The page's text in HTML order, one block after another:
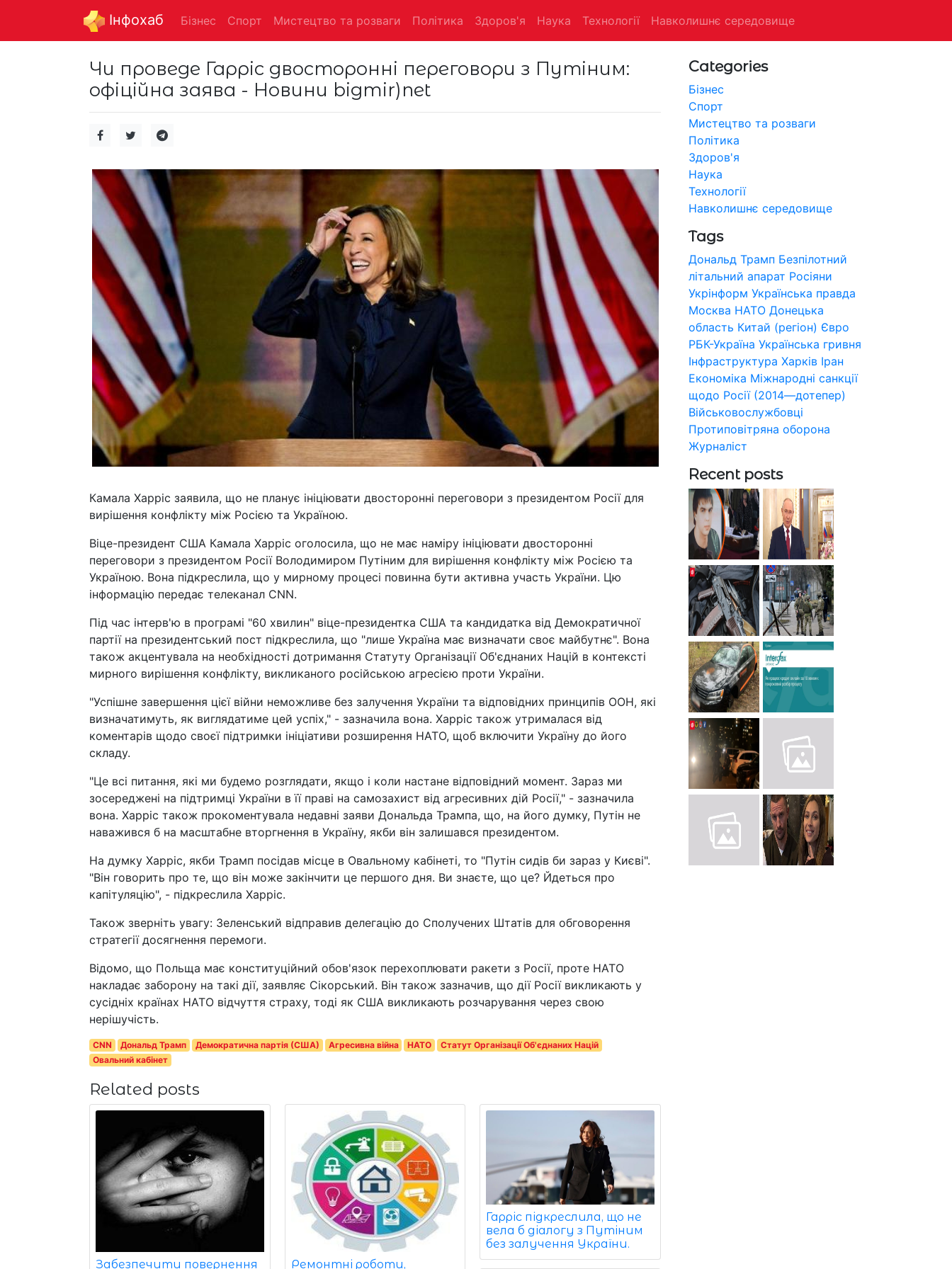
Інфохаб Бізнес Спорт Мистецтво та розваги Політика Здоров'я Наука Технології Навколишнє середовище
Чи проведе Гарріс двосторонні переговори з Путіним:
офіційна заява - Новини bigmir)net
Камала Харріс заявила, що не планує ініціювати двосторонні переговори з президентом Росії для
вирішення конфлікту між Росією та Україною.
Віце-президент США Камала Харріс оголосила, що не має наміру ініціювати двосторонні
переговори з президентом Росії Володимиром Путіним для вирішення конфлікту між Росією та
Україною. Вона підкреслила, що у мирному процесі повинна бути активна участь України. Цю
інформацію передає телеканал CNN.
Під час інтерв'ю в програмі "60 хвилин" віце-президентка США та кандидатка від Демократичної
партії на президентський пост підкреслила, що "лише Україна має визначати своє майбутнє". Вона
також акцентувала на необхідності дотримання Статуту Організації Об'єднаних Націй в контексті
мирного вирішення конфлікту, викликаного російською агресією проти України.
"Успішне завершення цієї війни неможливе без залучення України та відповідних принципів ООН, які
визначатимуть, як виглядатиме цей успіх," - зазначила вона. Харріс також утрималася від
коментарів щодо своєї підтримки ініціативи розширення НАТО, щоб включити Україну до його
складу.
"Це всі питання, які ми будемо розглядати, якщо і коли настане відповідний момент. Зараз ми
зосереджені на підтримці України в її праві на самозахист від агресивних дій Росії," - зазначила
вона. Харріс також прокоментувала недавні заяви Дональда Трампа, що, на його думку, Путін не
наважився б на масштабне вторгнення в Україну, якби він залишався президентом.
На думку Харріс, якби Трамп посідав місце в Овальному кабінеті, то "Путін сидів би зараз у Києві".
"Він говорить про те, що він може закінчити це першого дня. Ви знаєте, що це? Йдеться про
капітуляцію", - підкреслила Харріс.
Також зверніть увагу: Зеленський відправив делегацію до Сполучених Штатів для обговорення
стратегії досягнення перемоги.
Відомо, що Польща має конституційний обов'язок перехоплювати ракети з Росії, проте НАТО
накладає заборону на такі дії, заявляє Сікорський. Він також зазначив, що дії Росії викликають у
сусідніх країнах НАТО відчуття страху, тоді як США викликають розчарування через свою
нерішучість.
CNN Дональд Трамп Демократична партія (США) Агресивна війна НАТО
Статут Організації Об'єднаних Націй
Овальний кабінет
Related posts
Забезпечити повернення Ремонтні роботи,
Гарріс підкреслила, що не
вела б діалогу з Путіним
без залучення України.
Categories
Бізнес
Спорт
Мистецтво та розваги
Політика
Здоров'я
Наука
Технології
Навколишнє середовище
Tags
Дональд Трамп Безпілотний
літальний апарат Росіяни
Укрінформ Українська правда
Москва НАТО Донецька
область Китай (регіон) Євро
РБК-Україна Українська гривня
Інфраструктура Харків Іран
Економіка Міжнародні санкції
щодо Росії (2014—дотепер)
Військовослужбовці
Протиповітряна оборона
Журналіст
Recent posts